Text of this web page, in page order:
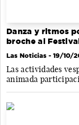
Danza y ritmos
broche al
Las Noticias - 19/10/
Las actividades
animada